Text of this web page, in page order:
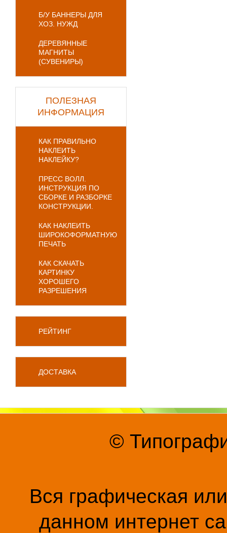
Б/У БАННЕРЫ ДЛЯ
ХОЗ. НУЖД
ДЕРЕВЯННЫЕ
МАГНИТЫ
(СУВЕНИРЫ)
ПОЛЕЗНАЯ
ИНФОРМАЦИЯ
КАК ПРАВИЛЬНО
НАКЛЕИТЬ
НАКЛЕЙКУ?
ПРЕСС ВОЛЛ.
ИНСТРУКЦИЯ ПО
СБОРКЕ И РАЗБОРКЕ
КОНСТРУКЦИИ.
КАК НАКЛЕИТЬ
ШИРОКОФОРМАТНУЮ
ПЕЧАТЬ
КАК СКАЧАТЬ
КАРТИНКУ
ХОРОШЕГО
РАЗРЕШЕНИЯ
РЕЙТИНГ
ДОСТАВКА
©
Вся графическая
данном интернет